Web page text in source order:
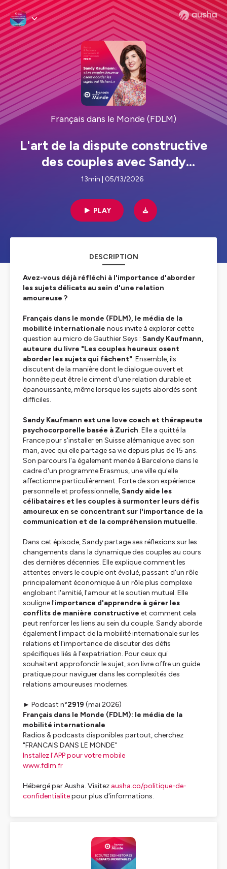
Français dans le Monde (FDLM)
L'art de la dispute constructive
des couples avec Sandy
Kaufmann
13min | 05/13/2026
PLAY
DESCRIPTION
Avez-vous déjà réfléchi à l'importance d'aborder
les sujets délicats au sein d'une relation
amoureuse ?
Français dans le monde (FDLM), le média de la
mobilité internationale nous invite à explorer cette
question au micro de Gauthier Seys : Sandy Kaufmann,
auteure du livre "Les couples heureux osent
aborder les sujets qui fâchent". Ensemble, ils
discutent de la manière dont le dialogue ouvert et
honnête peut être le ciment d'une relation durable et
épanouissante, même lorsque les sujets abordés sont
difficiles.
Sandy Kaufmann est une love coach et thérapeute
psychocorporelle basée à Zurich. Elle a quitté la
France pour s'installer en Suisse alémanique avec son
mari, avec qui elle partage sa vie depuis plus de 15 ans.
Son parcours l'a également menée à Barcelone dans le
cadre d'un programme Erasmus, une ville qu'elle
affectionne particulièrement. Forte de son expérience
personnelle et professionnelle, Sandy aide les
célibataires et les couples à surmonter leurs défis
amoureux en se concentrant sur l'importance de la
communication et de la compréhension mutuelle.
Dans cet épisode, Sandy partage ses réflexions sur les
changements dans la dynamique des couples au cours
des dernières décennies. Elle explique comment les
attentes envers le couple ont évolué, passant d'un rôle
principalement économique à un rôle plus complexe
englobant l'amitié, l'amour et le soutien mutuel. Elle
souligne l'importance d'apprendre à gérer les
conflits de manière constructive et comment cela
peut renforcer les liens au sein du couple. Sandy aborde
également l'impact de la mobilité internationale sur les
relations et l'importance de discuter des défis
spécifiques liés à l'expatriation. Pour ceux qui
souhaitent approfondir le sujet, son livre offre un guide
pratique pour naviguer dans les complexités des
relations amoureuses modernes.
► Podcast n°2919 (mai 2026)
Français dans le Monde (FDLM): le média de la
mobilité internationale
Radios & podcasts disponibles partout, cherchez
"FRANCAIS DANS LE MONDE"
Installez l'APP pour votre mobile
www.fdlm.fr
Hébergé par Ausha. Visitez ausha.co/politique-de-
confidentialitepour plus d'informations.